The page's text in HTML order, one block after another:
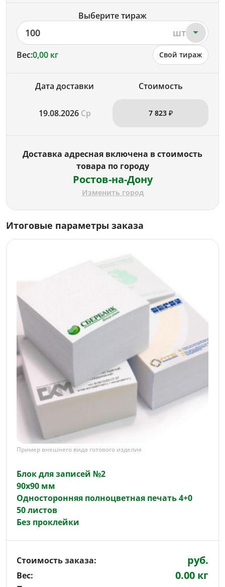
Выберите тираж
100 шт
Вес:0,00 кг Свой тираж
Дата доставки
19.08.2026 Ср
Стоимость
7 823 ₽
Доставка адресная включена в стоимость
товара по городу
Ростов-на-Дону
Изменить город
Итоговые параметры заказа
Пример внешнего вида готового изделия
Блок для записей №2
90х90 мм
Односторонняя полноцветная печать 4+0
50 листов
Без проклейки
Стоимость заказа: руб.
Вес: 0.00 кг